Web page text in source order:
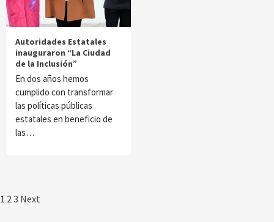
Autoridades Estatales
inauguraron “La Ciudad
de la Inclusión”
En dos años hemos
cumplido con transformar
las políticas públicas
estatales en beneficio de
las…
Paginación
1 23 Next